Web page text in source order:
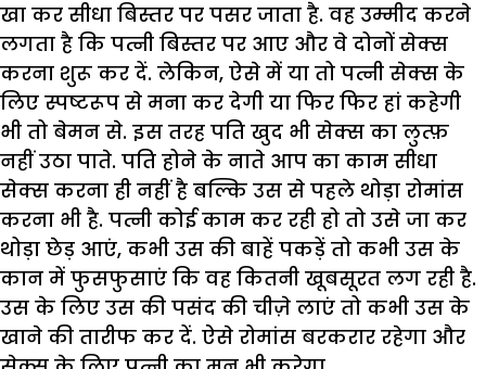
खा कर सीधा बिस्तर पर पसर जाता है. वह उम्मीद करने
लगता है कि पत्नी बिस्तर पर आए और वे दोनों सेक्स
करना शुरू कर दें. लेकिन, ऐसे में या तो पत्नी सेक्स के
लिए स्पष्टरूप से मना कर देगी या फिर फिर हां कहेगी
भी तो बेमन से. इस तरह पति खुद भी सेक्स का लुत्फ़
नहीं उठा पाते. पति होने के नाते आप का काम सीधा
सेक्स करना ही नहीं है बल्कि उस से पहले थोड़ा रोमांस
करना भी है. पत्नी कोई काम कर रही हो तो उसे जा कर
थोड़ा छेड़ आएं, कभी उस की बाहें पकड़ें तो कभी उस के
कान में फुसफुसाएं कि वह कितनी खूबसूरत लग रही है.
उस के लिए उस की पसंद की चीज़े लाएं तो कभी उस के
खाने की तारीफ कर दें. ऐसे रोमांस बरकरार रहेगा और